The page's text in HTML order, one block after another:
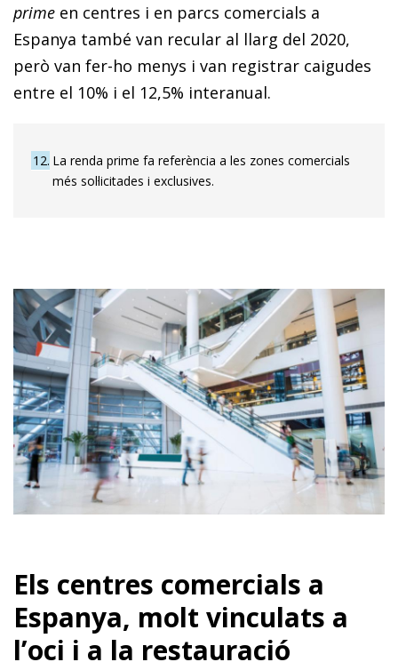
prime en centres i en parcs comercials a
Espanya també van recular al llarg del 2020,
però van fer-ho menys i van registrar caigudes
entre el 10% i el 12,5% interanual.
12 La renda prime fa referència a les zones comercials
més sol·licitades i exclusives.
Els centres comercials a
Espanya, molt vinculats a
l’oci i a la restauració